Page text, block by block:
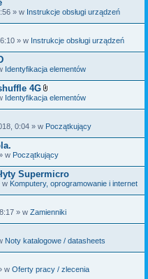
c
z
i
» w Instrukcje obsługi urządzeń
» w Instrukcje obsługi urządzeń
Identyfikacja elementów
4G
Z
ł
c
z
i
k
i
Identyfikacja elementów
0:04 » w Początkujący
w Początkujący
Supermicro
w Komputery, oprogramowanie i internet
» w Zamienniki
Noty katalogowe / datasheets
w Oferty pracy / zlecenia